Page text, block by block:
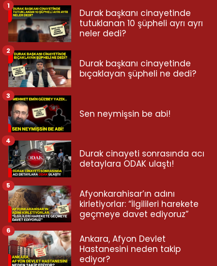
Durak başkanı cinayetinde
tutuklanan 10 şüpheli ayrı ayrı
neler dedi?
1
Durak başkanı cinayetinde
bıçaklayan şüpheli ne dedi?
2
Sen neymişsin be abi!
3
Durak cinayeti sonrasında acı
detaylara ODAK ulaştı!
4
Afyonkarahisar’ın adını
kirletiyorlar: “İlgilileri harekete
geçmeye davet ediyoruz”
5
Ankara, Afyon Devlet
Hastanesini neden takip
ediyor?
6